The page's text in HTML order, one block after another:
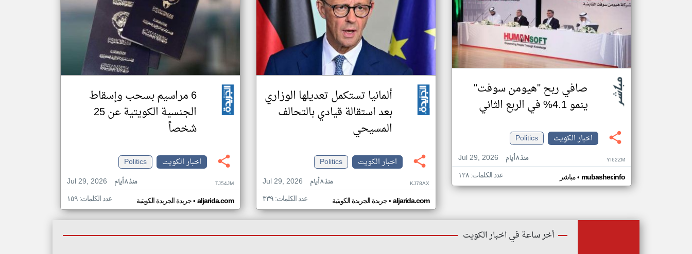
صافي ربح "هيومن سوفت"
ينمو 4.1% في الربع الثاني
اخبار الكويت
Politics
Jul 29, 2026
منذ ٨ أيام YI62ZM
مباشر• mubasher.info عدد الكلمات: ١٢٨
ألمانيا تستكمل تعديلها الوزاري
بعد استقالة قيادي بالتحالف
المسيحي
اخبار الكويت
Politics
Jul 29, 2026
منذ ٨ أيام KJ78AX
جريدة الجريدة الكويتية• aljarida.com عدد الكلمات: ٣٣٩
6 مراسيم بسحب وإسقاط
الجنسية الكويتية عن 25
شخصاً
اخبار الكويت
Politics
Jul 29, 2026
منذ ٨ أيام TJ54JM
جريدة الجريدة الكويتية• aljarida.com عدد الكلمات: ١٥٩
أخر ساعة في اخبار الكويت